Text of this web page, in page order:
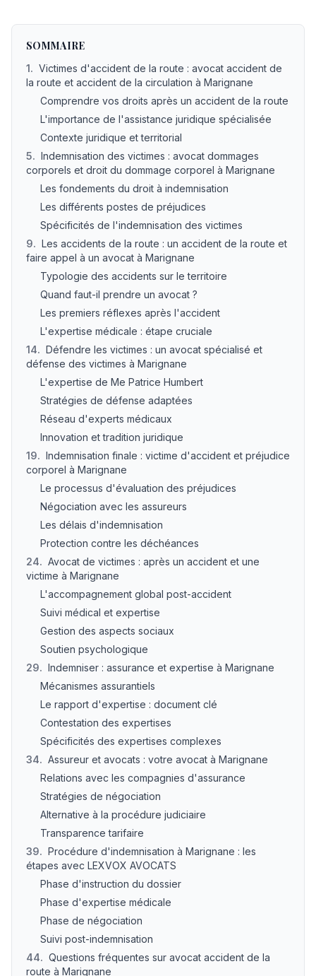
SOMMAIRE
1. Victimes d'accident de la route : avocat accident de
la route et accident de la circulation à Marignane
Comprendre vos droits après un accident de la route
L'importance de l'assistance juridique spécialisée
Contexte juridique et territorial
5. Indemnisation des victimes : avocat dommages
corporels et droit du dommage corporel à Marignane
Les fondements du droit à indemnisation
Les différents postes de préjudices
Spécificités de l'indemnisation des victimes
9. Les accidents de la route : un accident de la route et
faire appel à un avocat à Marignane
Typologie des accidents sur le territoire
Quand faut-il prendre un avocat ?
Les premiers réflexes après l'accident
L'expertise médicale : étape cruciale
14. Défendre les victimes : un avocat spécialisé et
défense des victimes à Marignane
L'expertise de Me Patrice Humbert
Stratégies de défense adaptées
Réseau d'experts médicaux
Innovation et tradition juridique
19. Indemnisation finale : victime d'accident et préjudice
corporel à Marignane
Le processus d'évaluation des préjudices
Négociation avec les assureurs
Les délais d'indemnisation
Protection contre les déchéances
24. Avocat de victimes : après un accident et une
victime à Marignane
L'accompagnement global post-accident
Suivi médical et expertise
Gestion des aspects sociaux
Soutien psychologique
29. Indemniser : assurance et expertise à Marignane
Mécanismes assurantiels
Le rapport d'expertise : document clé
Contestation des expertises
Spécificités des expertises complexes
34. Assureur et avocats : votre avocat à Marignane
Relations avec les compagnies d'assurance
Stratégies de négociation
Alternative à la procédure judiciaire
Transparence tarifaire
39. Procédure d'indemnisation à Marignane : les
étapes avec LEXVOX AVOCATS
Phase d'instruction du dossier
Phase d'expertise médicale
Phase de négociation
Suivi post-indemnisation
44. Questions fréquentes sur avocat accident de la
route à Marignane